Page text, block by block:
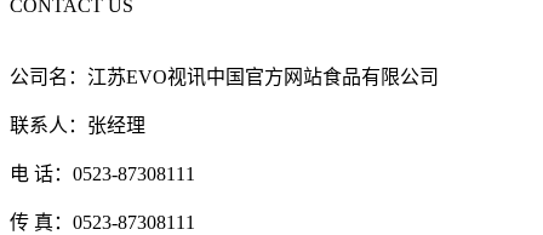
CONTACT US
公司名：江苏EVO视讯中国官方网站食品有限公司
联系人：张经理
电 话：0523-87308111
传 真：0523-87308111